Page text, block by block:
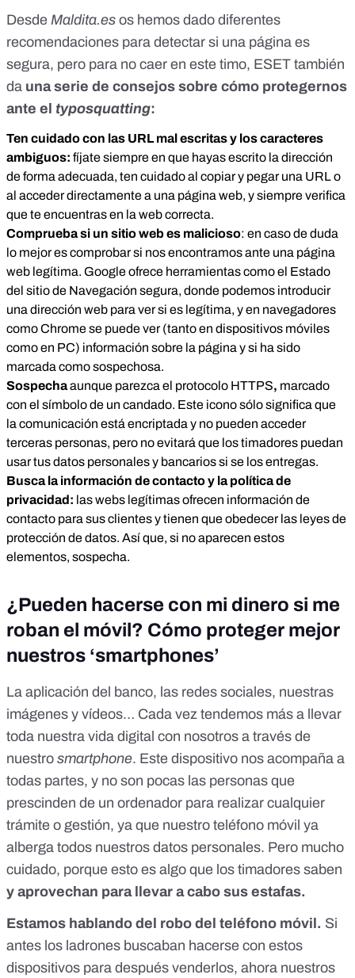
Desde Maldita.es os hemos dado diferentes
recomendaciones para detectar si una página es
segura, pero para no caer en este timo, ESET también
da una serie de consejos sobre cómo protegernos
ante el typosquatting:
Ten cuidado con las URL mal escritas y los caracteres
ambiguos: fíjate siempre en que hayas escrito la dirección
de forma adecuada, ten cuidado al copiar y pegar una URL o
al acceder directamente a una página web, y siempre verifica
que te encuentras en la web correcta.
Comprueba si un sitio web es malicioso: en caso de duda
lo mejor es comprobar si nos encontramos ante una página
web legítima. Google ofrece herramientas como el Estado
del sitio de Navegación segura, donde podemos introducir
una dirección web para ver si es legítima, y en navegadores
como Chrome se puede ver (tanto en dispositivos móviles
como en PC) información sobre la página y si ha sido
marcada como sospechosa.
Sospechaaunque parezca el protocolo HTTPS, marcado
con el símbolo de un candado. Este icono sólo significa que
la comunicación está encriptada y no pueden acceder
terceras personas, pero no evitará que los timadores puedan
usar tus datos personales y bancarios si se los entregas.
Busca la información de contacto y la política de
privacidad: las webs legítimas ofrecen información de
contacto para sus clientes y tienen que obedecer las leyes de
protección de datos. Así que, si no aparecen estos
elementos, sospecha.
¿Pueden hacerse con mi dinero si me
roban el móvil? Cómo proteger mejor
nuestros ‘smartphones’
La aplicación del banco, las redes sociales, nuestras
imágenes y vídeos… Cada vez tendemos más a llevar
toda nuestra vida digital con nosotros a través de
nuestro smartphone. Este dispositivo nos acompaña a
todas partes, y no son pocas las personas que
prescinden de un ordenador para realizar cualquier
trámite o gestión, ya que nuestro teléfono móvil ya
alberga todos nuestros datos personales. Pero mucho
cuidado, porque esto es algo que los timadores saben
y aprovechan para llevar a cabo sus estafas.
Estamos hablando del robo del teléfono móvil. Si
antes los ladrones buscaban hacerse con estos
dispositivos para después venderlos, ahora nuestros